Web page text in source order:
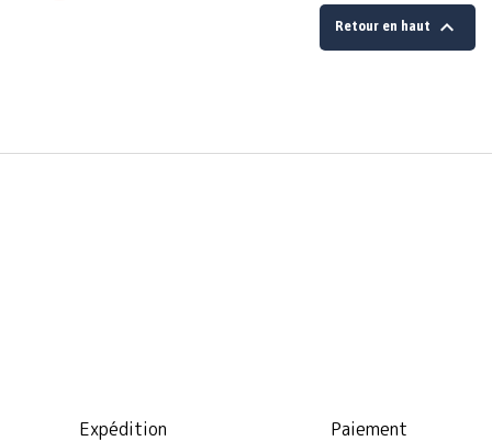
Retour en haut 
Expédition
Paiement